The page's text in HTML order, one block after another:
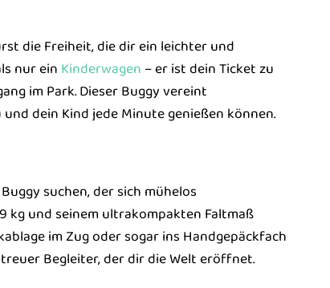
die Freiheit, die dir ein leichter und
nur ein Kinderwagen – er ist dein Ticket zu
im Park. Dieser Buggy vereint
dein Kind jede Minute genießen können.
suchen, der sich mühelos
kg und seinem ultrakompakten Faltmaß
im Zug oder sogar ins Handgepäckfach
Begleiter, der dir die Welt eröffnet.